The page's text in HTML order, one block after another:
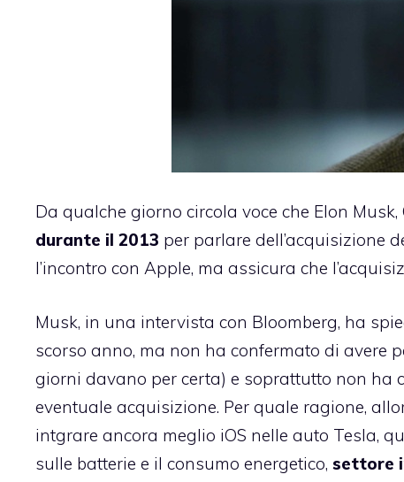
Da qualche giorno circola voce che Elon Musk,
durante il 2013 per parlare dell’acquisizione
l’incontro con Apple, ma assicura che
Musk, in una intervista con Bloomberg, ha
scorso anno, ma non ha confermato di avere
giorni davano per certa) e soprattutto non ha
eventuale acquisizione. Per quale ragione,
intgrare ancora meglio iOS nelle auto Tesla,
sulle batterie e il consumo energetico, settore